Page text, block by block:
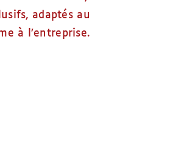
adaptés au
à l’entreprise.